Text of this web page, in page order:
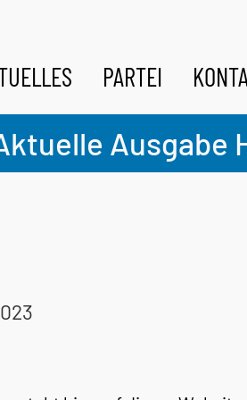
PARTEI
Ausgabe